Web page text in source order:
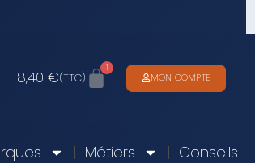
8,40€(TTC)
1
MON COMPTE
Métiers Conseils